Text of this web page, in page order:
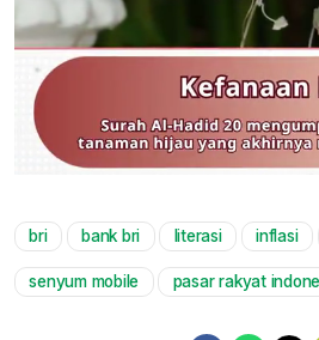
bri bank bri literasi inflasi
senyum mobile pasar rakyat